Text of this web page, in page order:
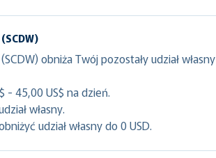
obniża Twój pozostały udział własny
- 45,00 US$ na dzień.
własny.
udział własny do 0 USD.